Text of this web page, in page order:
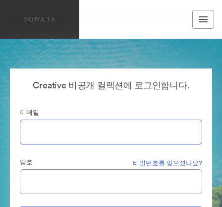
Creative 비공개 컬렉션에 로그인합니다.
이메일
암호 비밀번호를 잊으셨나요?